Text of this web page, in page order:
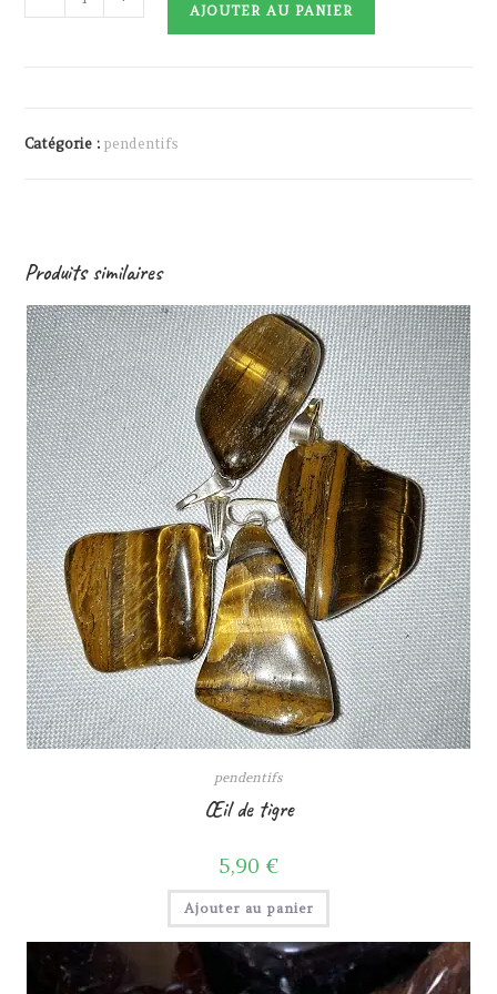
de
AJOUTER AU PANIER
Catégorie :pendentifs
Produits similaires
pendentifs
Œil de tigre
5,90 €
Ajouter au panier